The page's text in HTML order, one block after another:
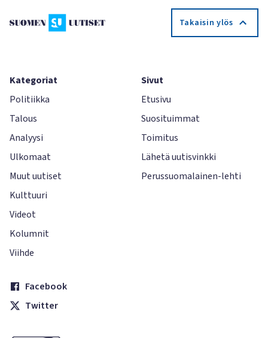
Takaisin ylös
Kategoriat
Politiikka
Talous
Analyysi
Ulkomaat
Muut uutiset
Kulttuuri
Videot
Kolumnit
Viihde
Sivut
Etusivu
Suosituimmat
Toimitus
Lähetä uutisvinkki
Perussuomalainen-lehti
Facebook
Twitter